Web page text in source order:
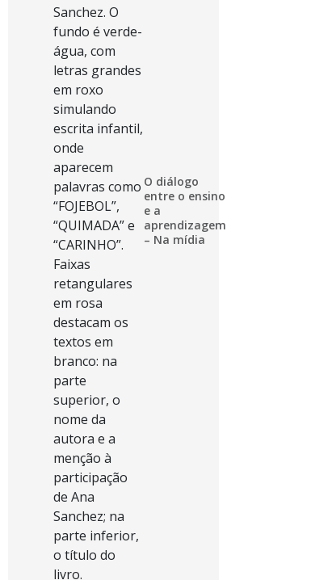
O diálogo
entre o ensino
e a
aprendizagem
– Na mídia